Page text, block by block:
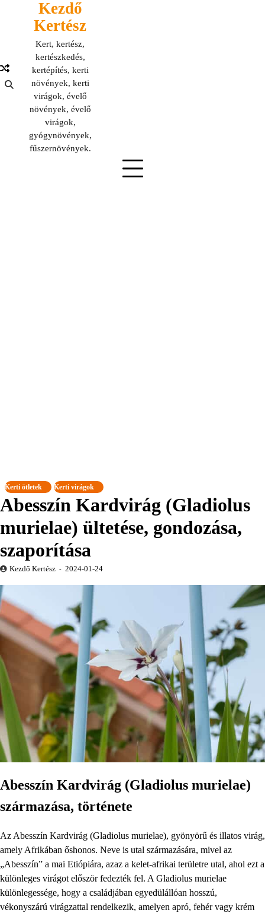
Kezdő
Kertész
Kert, kertész,
kertészkedés,
kertépítés, kerti
növények, kerti
virágok, évelő
növények, évelő
virágok,
gyógynövények,
fűszernövények.
Kerti ötletek Kerti virágok
Abesszín Kardvirág (Gladiolus
murielae) ültetése, gondozása,
szaporítása
Kezdő Kertész 2024-01-24
Abesszín Kardvirág (Gladiolus murielae)
származása, története
Az Abesszín Kardvirág (Gladiolus murielae), gyönyörű és illatos virág,
amely Afrikában őshonos. Neve is utal származására, mivel az
„Abesszín” a mai Etiópiára, azaz a kelet-afrikai területre utal, ahol ezt a
különleges virágot először fedezték fel. A Gladiolus murielae
különlegessége, hogy a családjában egyedülállóan hosszú,
vékonyszárú virágzattal rendelkezik, amelyen apró, fehér vagy krém